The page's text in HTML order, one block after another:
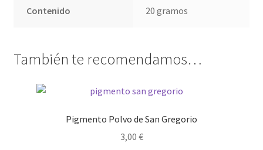
Contenido 20 gramos
También te recomendamos…
Pigmento Polvo de San Gregorio
3,00 €